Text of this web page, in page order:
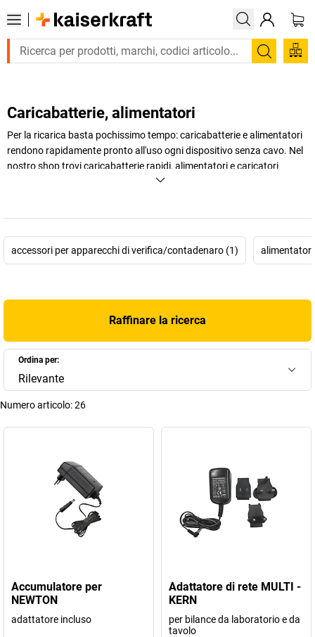
Trova
Caricabatterie, alimentatori
Per la ricarica basta pochissimo tempo: caricabatterie e alimentatori
rendono rapidamente pronto all'uso ogni dispositivo senza cavo. Nel
nostro shop trovi caricabatterie rapidi, alimentatori e caricatori
universali per batterie ricaricabili. Per maggiori informazioni, continua
accessori per apparecchi di verifica/contadenaro (1)
Raffinare la ricerca
Ordina per:
Rilevante
Numero articolo:26
Accumulatore per
NEWTON
adattatore incluso
Adattatore di rete MULTI -
KERN
per bilance da laboratorio e da
tavolo